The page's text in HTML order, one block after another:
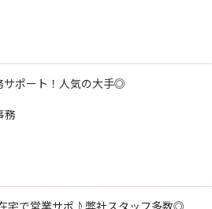
サポート！人気の大手◎
務
宅で営業サポ♪弊社スタッフ多数◎